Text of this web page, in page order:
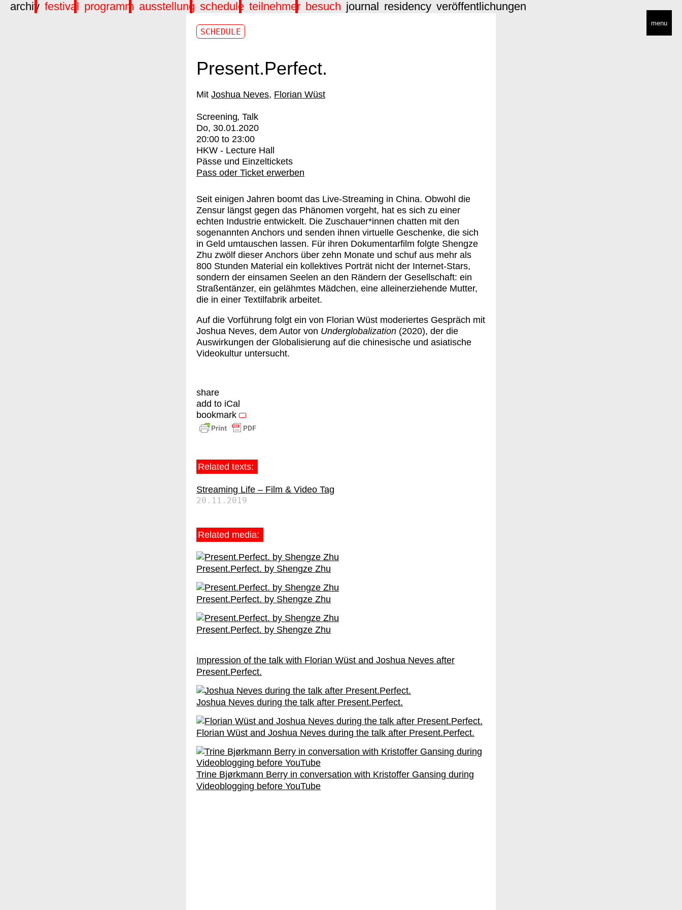
menu
archiv festival programm ausstellung schedule teilnehmer besuch journal residency veröffentlichungen
SCHEDULE
Present.Perfect.
Joshua Neves Florian Wüst
Screening Talk
Do, 30.01.2020
20:00 to 23:00
HKW - Lecture Hall
Pässe und Einzeltickets
Pass oder Ticket erwerben
Seit einigen Jahren boomt das Live-Streaming in China. Obwohl die
Zensur längst gegen das Phänomen vorgeht, hat es sich zu einer
echten Industrie entwickelt. Die Zuschauer*innen chatten mit den
sogenannten Anchors und senden ihnen virtuelle Geschenke, die sich
in Geld umtauschen lassen. Für ihren Dokumentarfilm folgte Shengze
Zhu zwölf dieser Anchors über zehn Monate und schuf aus mehr als
800 Stunden Material ein kollektives Porträt nicht der Internet-Stars,
sondern der einsamen Seelen an den Rändern der Gesellschaft: ein
Straßentänzer, ein gelähmtes Mädchen, eine alleinerziehende Mutter,
die in einer Textilfabrik arbeitet.
Auf die Vorführung folgt ein von Florian Wüst moderiertes Gespräch mit
Joshua Neves, dem Autor von Underglobalization (2020), der die
Auswirkungen der Globalisierung auf die chinesische und asiatische
Videokultur untersucht.
share
add to iCal
bookmark
Related texts:
Streaming Life – Film & Video Tag
20.11.2019
Related media:
Present.Perfect. by Shengze Zhu
Present.Perfect. by Shengze Zhu
Present.Perfect. by Shengze Zhu
Impression of the talk with Florian Wüst and Joshua Neves after
Present.Perfect.
Joshua Neves during the talk after Present.Perfect.
Florian Wüst and Joshua Neves during the talk after Present.Perfect.
Trine Bjørkmann Berry in conversation with Kristoffer Gansing during
Videoblogging before YouTube